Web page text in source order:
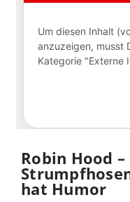
Robin Hood
hat Humor